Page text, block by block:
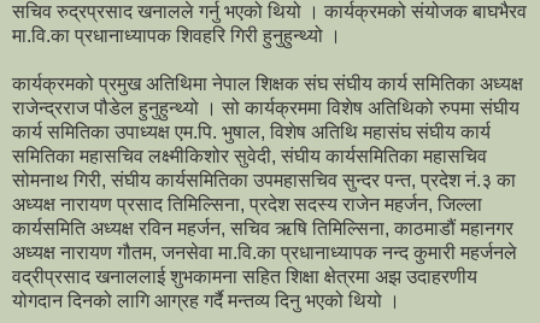
सचिव रुद्रप्रसाद खनालले गर्नु भएको थियो । कार्यक्रमको संयोजक बाघभैरव
मा.वि.का प्रधानाध्यापक शिवहरि गिरी हुनुहुन्थ्यो ।
कार्यक्रमको प्रमुख अतिथिमा नेपाल शिक्षक संघ संघीय कार्य समितिका अध्यक्ष
राजेन्द्रराज पौडेल हुनुहुन्थ्यो । सो कार्यक्रममा विशेष अतिथिको रुपमा संघीय
कार्य समितिका उपाध्यक्ष एम.पि. भुषाल, विशेष अतिथि महासंघ संघीय कार्य
समितिका महासचिव लक्ष्मीकिशोर सुवेदी, संघीय कार्यसमितिका महासचिव
सोमनाथ गिरी, संघीय कार्यसमितिका उपमहासचिव सुन्दर पन्त, प्रदेश नं.३ का
अध्यक्ष नारायण प्रसाद तिमिल्सिना, प्रदेश सदस्य राजेन महर्जन, जिल्ला
कार्यसमिति अध्यक्ष रविन महर्जन, सचिव ऋषि तिमिल्सिना, काठमाडौं महानगर
अध्यक्ष नारायण गौतम, जनसेवा मा.वि.का प्रधानाध्यापक नन्द कुमारी महर्जनले
वद्रीप्रसाद खनाललाई शुभकामना सहित शिक्षा क्षेत्रमा अझ उदाहरणीय
योगदान दिनको लागि आग्रह गर्दै मन्तव्य दिनु भएको थियो ।